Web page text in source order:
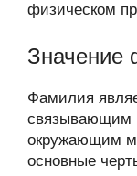
физическом
Значение
Фамилия
связывающим
окружающим
основные